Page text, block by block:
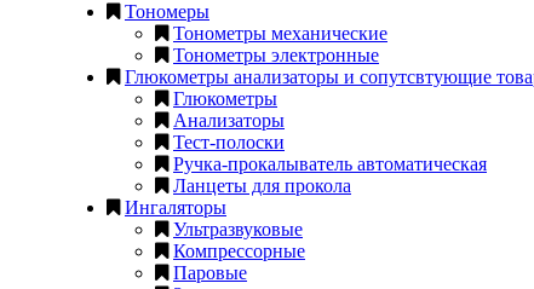
Тономеры
Тонометры механические
Тонометры электронные
Глюкометры анализаторы и сопутсвтующие
Глюкометры
Анализаторы
Тест-полоски
Ручка-прокалыватель автоматическая
Ланцеты для прокола
Ингаляторы
Ультразвуковые
Компрессорные
Паровые